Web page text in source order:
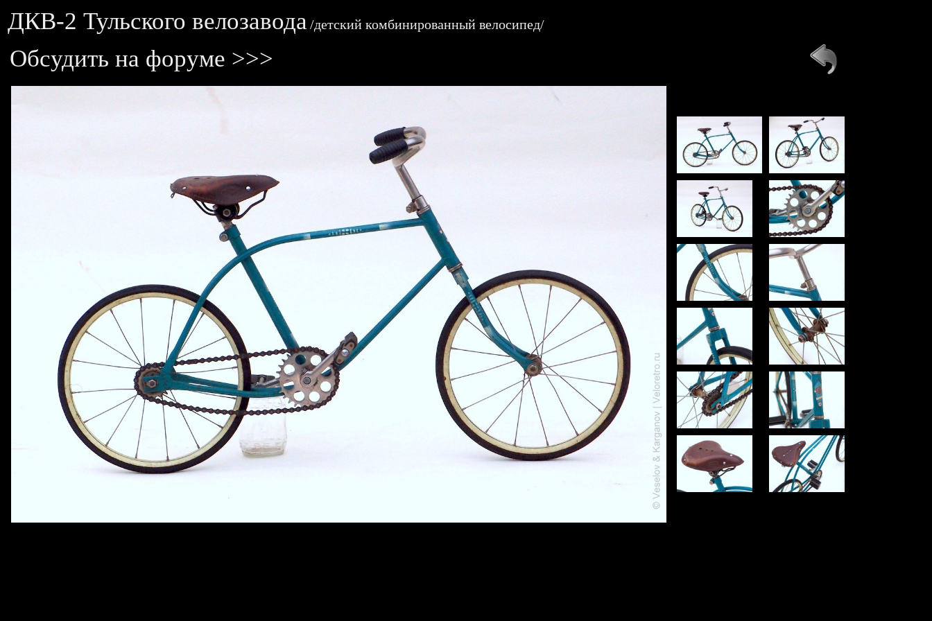
ДКВ-2 Тульского велозавода /детский комбинированный велосипед/
Обсудить на форуме >>>